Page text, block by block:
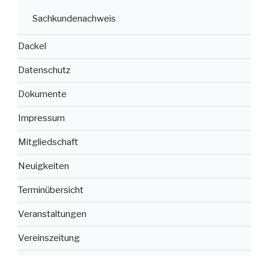
Sachkundenachweis
Dackel
Datenschutz
Dokumente
Impressum
Mitgliedschaft
Neuigkeiten
Terminübersicht
Veranstaltungen
Vereinszeitung